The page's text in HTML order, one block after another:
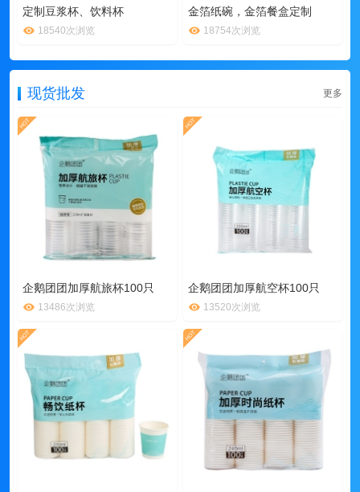
定制豆浆杯、饮料杯
18540次浏览
金箔纸碗，金箔餐盒定制
18754次浏览
现货批发 更多
企鹅团团加厚航旅杯100只
13486次浏览
企鹅团团加厚航空杯100只
13520次浏览